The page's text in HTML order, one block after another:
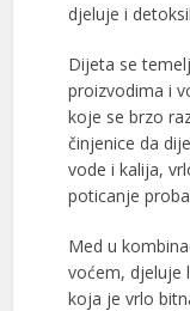
djeluje i
Dijeta se
proizvodima i
koje se brzo
činjenice da
vode i kalija,
poticanje
Med u
voćem, djeluje
koja je vrlo